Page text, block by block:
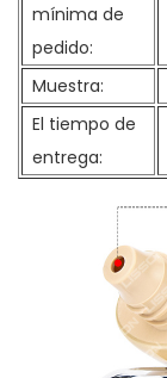
mínima de
pedido:
Muestra:
El tiempo de
entrega: